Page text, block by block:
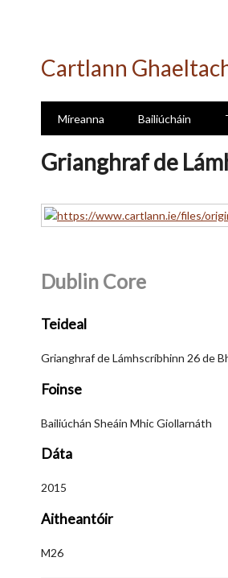
Cartlann
Míreanna Bailiúcháin
Grianghraf de
Dublin Core
Teideal
Grianghraf de Lámhscríbhinn 26 de
Foinse
Bailiúchán Sheáin Mhic Giollarnáth
Dáta
2015
Aitheantóir
M26